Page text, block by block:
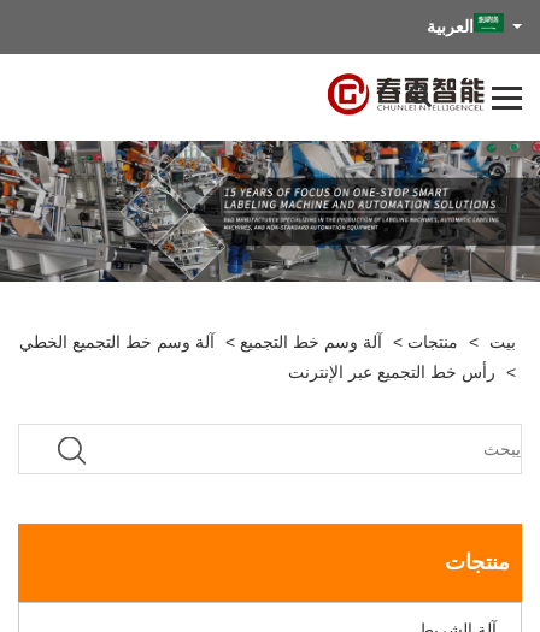
العربية
بيت > منتجات > آلة وسم خط التجميع >
آلة وسم خط التجميع الخطي
>
رأس خط التجميع عبر الإنترنت
منتجات